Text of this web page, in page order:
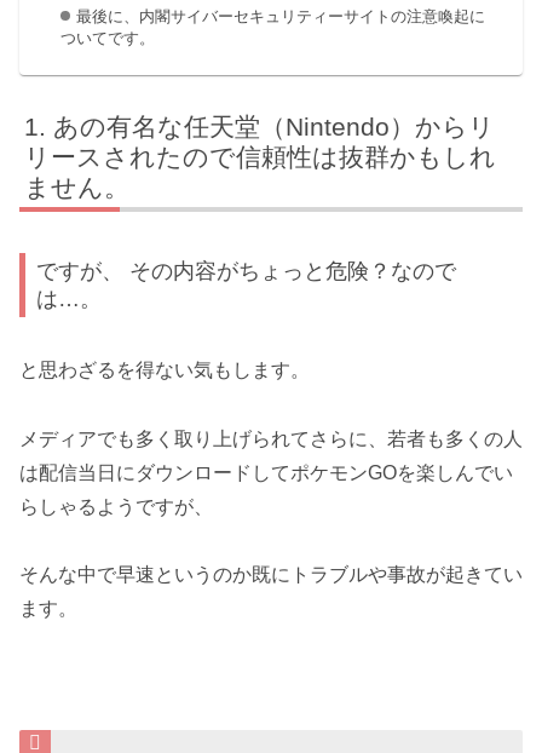
最後に、内閣サイバーセキュリティーサイトの注意喚起に
ついてです。
あの有名な任天堂（Nintendo）からリ
リースされたので信頼性は抜群かもしれ
ません。
ですが、 その内容がちょっと危険？なので
は…。
と思わざるを得ない気もします。
メディアでも多く取り上げられてさらに、若者も多くの人
は配信当日にダウンロードしてポケモンGOを楽しんでい
らしゃるようですが、
そんな中で早速というのか既にトラブルや事故が起きてい
ます。